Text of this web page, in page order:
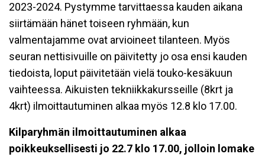
2023-2024. Pystymme tarvittaessa kauden aikana
siirtämään hänet toiseen ryhmään, kun
valmentajamme ovat arvioineet tilanteen. Myös
seuran nettisivuille on päivitetty jo osa ensi kauden
tiedoista, loput päivitetään vielä touko-kesäkuun
vaihteessa. Aikuisten tekniikkakursseille (8krt ja
4krt) ilmoittautuminen alkaa myös 12.8 klo 17.00.
Kilparyhmän ilmoittautuminen alkaa
poikkeuksellisesti jo 22.7 klo 17.00, jolloin lomake